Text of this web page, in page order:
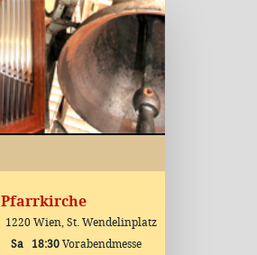
Pfarrkirche
1220 Wien, St. Wendelinplatz
Sa
18:30 Vorabendmesse